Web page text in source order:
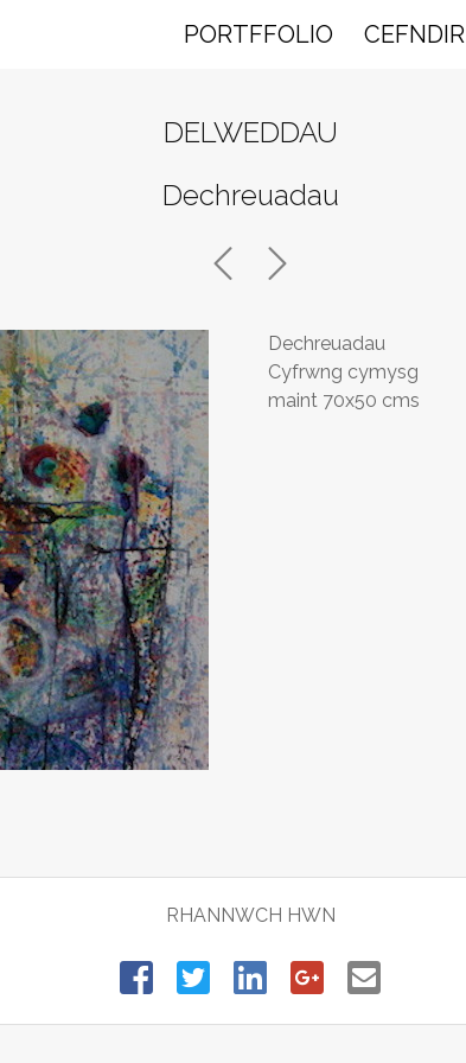
PORTFFOLIO CEFNDIR
DELWEDDAU
Dechreuadau
Dechreuadau
Cyfrwng cymysg
maint 70x50 cms
RHANNWCH HWN